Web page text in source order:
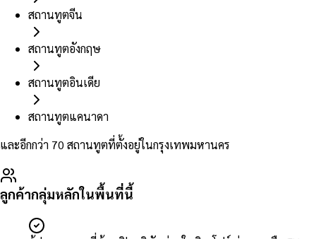
สถานทูตจีน
สถานทูตอังกฤษ
สถานทูตอินเดีย
สถานทูตแคนาดา
และอีกกว่า 70 สถานทูตที่ตั้งอยู่ในกรุงเทพมหานคร
ลูกค้ากลุ่มหลักในพื้นที่นี้